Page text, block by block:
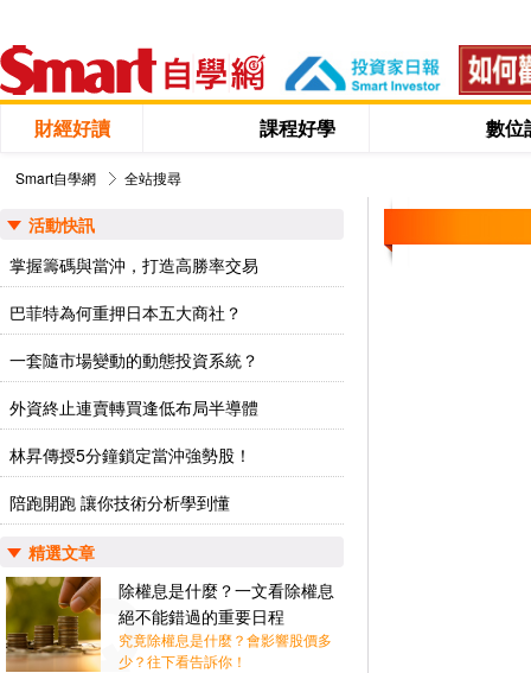
財經好讀 課程好學 數位
Smart自學網 全站搜尋
活動快訊
掌握籌碼與當沖，打造高勝率交易
巴菲特為何重押日本五大商社？
一套隨市場變動的動態投資系統？
外資終止連賣轉買逢低布局半導體
林昇傳授5分鐘鎖定當沖強勢股！
陪跑開跑 讓你技術分析學到懂
精選文章
除權息是什麼？一文看除權息
絕不能錯過的重要日程
究竟除權息是什麼？會影響股價多
少？往下看告訴你！